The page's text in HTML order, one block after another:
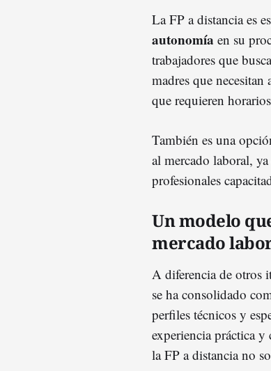
La FP a distancia es
autonomía en su
trabajadores que
madres que
que requieren
También es una
al mercado laboral,
profesionales
Un modelo
mercado
A diferencia de otros
se ha consolidado
perfiles técnicos y
experiencia práctica y
la FP a distancia no